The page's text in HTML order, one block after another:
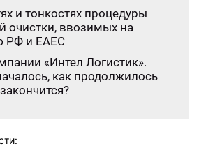
и тонкостях процедуры
очистки, ввозимых на
РФ и ЕАЕС
«Интел Логистик».
как продолжилось